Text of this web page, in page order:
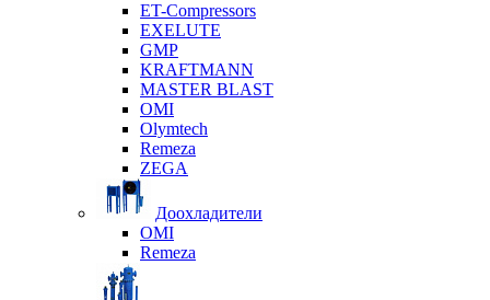
ET-Compressors
EXELUTE
GMP
KRAFTMANN
MASTER BLAST
OMI
Olymtech
Remeza
ZEGA
Доохладители
OMI
Remeza